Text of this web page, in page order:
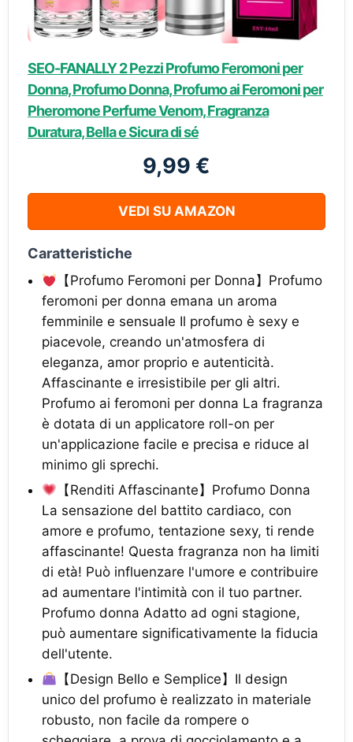
SEO-FANALLY 2 Pezzi Profumo Feromoni per
Donna, Profumo Donna, Profumo ai Feromoni per
Pheromone Perfume Venom, Fragranza
Duratura, Bella e Sicura di sé
9,99 €
VEDI SU AMAZON
Caratteristiche
【Profumo Feromoni per Donna】Profumo
feromoni per donna emana un aroma
femminile e sensuale Il profumo è sexy e
piacevole, creando un'atmosfera di
eleganza, amor proprio e autenticità.
Affascinante e irresistibile per gli altri.
Profumo ai feromoni per donna La fragranza
è dotata di un applicatore roll-on per
un'applicazione facile e precisa e riduce al
minimo gli sprechi.
【Renditi Affascinante】Profumo Donna
La sensazione del battito cardiaco, con
amore e profumo, tentazione sexy, ti rende
affascinante! Questa fragranza non ha limiti
di età! Può influenzare l'umore e contribuire
ad aumentare l'intimità con il tuo partner.
Profumo donna Adatto ad ogni stagione,
può aumentare significativamente la fiducia
dell'utente.
【Design Bello e Semplice】Il design
unico del profumo è realizzato in materiale
robusto, non facile da rompere o